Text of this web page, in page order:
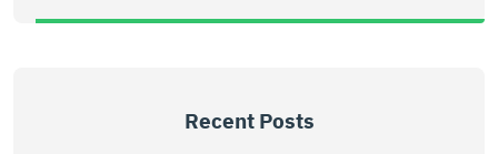
Recent Posts